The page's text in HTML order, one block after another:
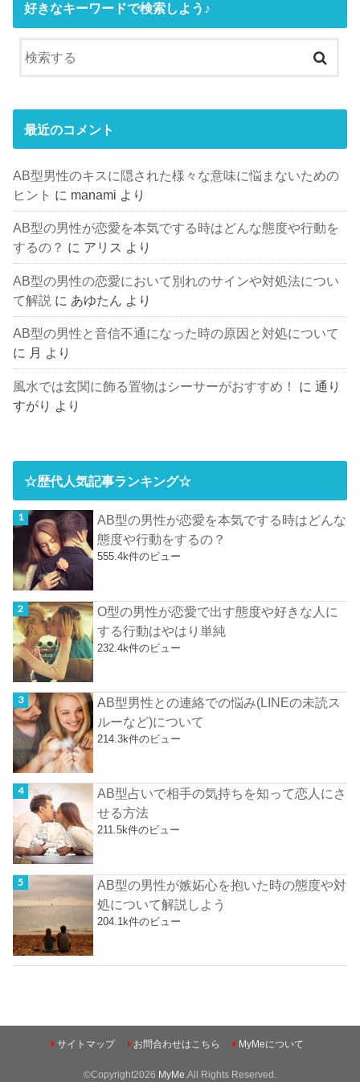
好きなキーワードで検索しよう♪
最近のコメント
AB型男性のキスに隠された様々な意味に悩まないための
ヒント に manami より
AB型の男性が恋愛を本気でする時はどんな態度や行動を
するの？ に アリス より
AB型の男性の恋愛において別れのサインや対処法につい
て解説 に あゆたん より
AB型の男性と音信不通になった時の原因と対処について
に 月 より
風水では玄関に飾る置物はシーサーがおすすめ！ に通り
すがり より
☆歴代人気記事ランキング☆
AB型の男性が恋愛を本気でする時はどんな
態度や行動をするの？
555.4k件のビュー
O型の男性が恋愛で出す態度や好きな人に
する行動はやはり単純
232.4k件のビュー
AB型男性との連絡での悩み(LINEの未読ス
ルーなど)について
214.3k件のビュー
AB型占いで相手の気持ちを知って恋人にさ
せる方法
211.5k件のビュー
AB型の男性が嫉妬心を抱いた時の態度や対
処について解説しよう
204.1k件のビュー
サイトマップ お問合わせはこちら MyMeについて
©Copyright2026 MyMe .All Rights Reserved.